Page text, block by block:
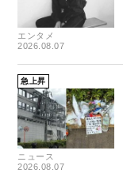
エンタメ
2026.08.07
急上昇
ニュース
2026.08.07